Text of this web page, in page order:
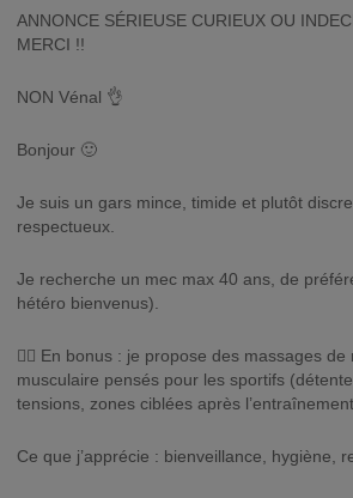
ANNONCE SÉRIEUSE CURIEUX OU INDECIS S'ABSTENIR
MERCI !!
NON Vénal 👌
Bonjour 🙂
Je suis un gars mince, timide et plutôt
respectueux.
Je recherche un mec max 40 ans, de
hétéro bienvenus).
💆‍♂️ En bonus : je propose des massages de
musculaire pensés pour les sportifs
tensions, zones ciblées après
Ce que j’apprécie : bienveillance, hygiène,